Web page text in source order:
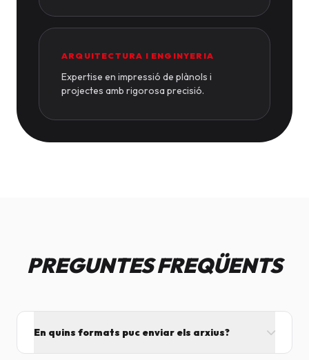
ARQUITECTURA I ENGINYERIA
Expertise en impressió de plànols i
projectes amb rigorosa precisió.
PREGUNTES FREQÜENTS
En quins formats puc enviar els arxius?